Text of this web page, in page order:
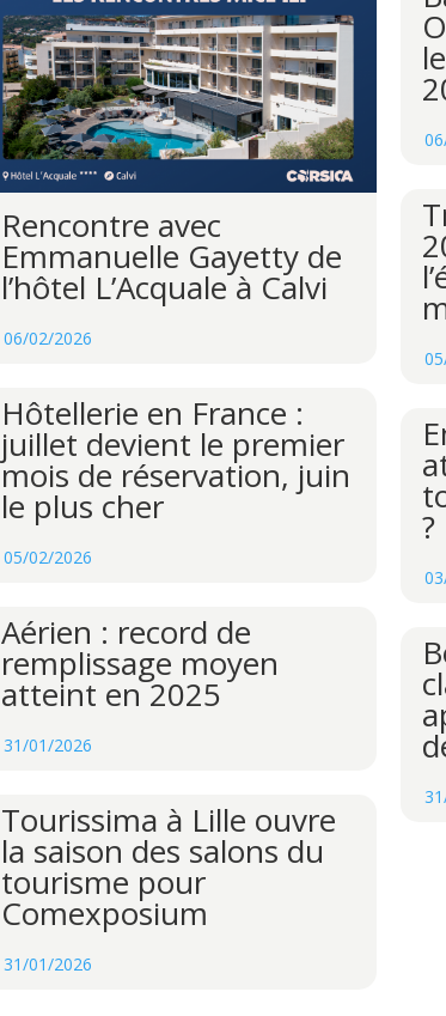
Rencontre avec
Emmanuelle Gayetty de
l’hôtel L’Acquale à Calvi
06/02/2026
Hôtellerie en France :
juillet devient le premier
mois de réservation, juin
le plus cher
05/02/2026
?
Aérien : record de
remplissage moyen
atteint en 2025
31/01/2026
Tourissima à Lille ouvre
la saison des salons du
tourisme pour
Comexposium
31/01/2026